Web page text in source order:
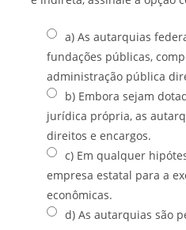
a) As autarquias
fundações públicas,
administração pública
b) Embora sejam
jurídica própria, as
direitos e encargos.
c) Em qualquer
empresa estatal para a
econômicas.
d) As autarquias são